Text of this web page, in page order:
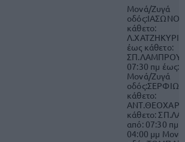
Μονά/Ζυγά
κάθετο:
έως κάθετο:
ΣΠ.ΛΑΜΠΡΟΥ
07:30 πμ έως:
Μονά/Ζυγά
κάθετο:
κάθετο:
από: 07:30 πμ
04:00 μμ